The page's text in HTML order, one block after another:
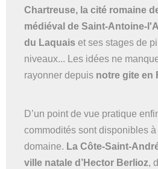
Chartreuse, la cité romaine
médiéval de Saint-Antoine-
du Laquais et ses stages de
niveaux... Les idées ne
rayonner depuis notre gite en
D’un point de vue pratique
commodités sont disponibles
domaine. La Côte-Saint-
ville natale d’Hector Berlioz,